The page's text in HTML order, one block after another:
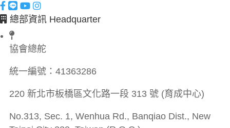
總部資訊 Headquarter
協會總舵
統一編號： 41363286
220 新北市板橋區文化路一段 313 號 (育成中心)
No.313, Sec. 1, Wenhua Rd., Banqiao Dist., New